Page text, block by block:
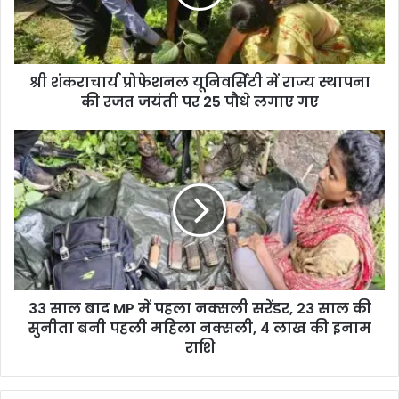
श्री शंकराचार्य प्रोफेशनल यूनिवर्सिटी में राज्य स्थापना
की रजत जयंती पर 25 पौधे लगाए गए
33 साल बाद MP में पहला नक्सली सरेंडर, 23 साल की
सुनीता बनी पहली महिला नक्सली, 4 लाख की इनाम
राशि